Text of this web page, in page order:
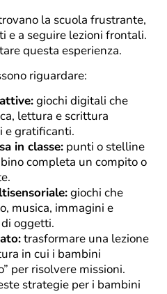
la scuola frustrante,
e a seguire lezioni frontali.
questa esperienza.
riguardare:
giochi digitali che
lettura e scrittura
e gratificanti.
in classe: punti o stelline
completa un compito o
giochi che
musica, immagini e
oggetti.
trasformare una lezione
in cui i bambini
per risolvere missioni.
strategie per i bambini